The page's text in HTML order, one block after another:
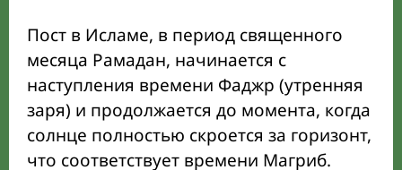
Пост в Исламе, в период священного
месяца Рамадан, начинается с
наступления времени Фаджр (утренняя
заря) и продолжается до момента, когда
солнце полностью скроется за горизонт,
что соответствует времени Магриб.